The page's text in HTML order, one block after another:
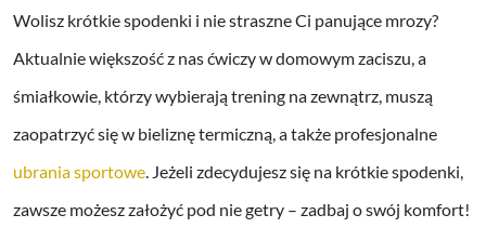
Wolisz krótkie spodenki i nie straszne Ci panujące mrozy?
Aktualnie większość z nas ćwiczy w domowym zaciszu, a
śmiałkowie, którzy wybierają trening na zewnątrz, muszą
zaopatrzyć się w bieliznę termiczną, a także profesjonalne
ubrania sportowe. Jeżeli zdecydujesz się na krótkie spodenki,
zawsze możesz założyć pod nie getry – zadbaj o swój komfort!